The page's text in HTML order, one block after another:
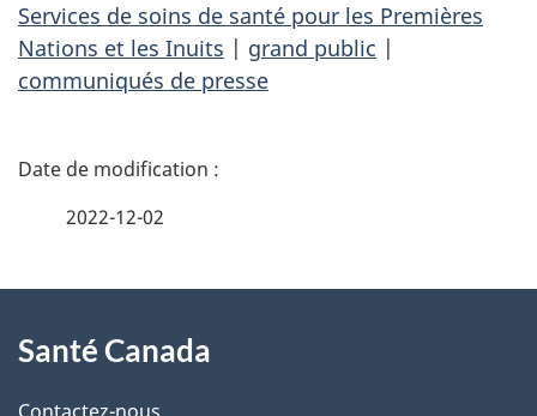
Services de soins de santé pour les Premières
Nations et les Inuits | grand public |
communiqués de presse
D
i
2022-12-02
propos
Santé Canada